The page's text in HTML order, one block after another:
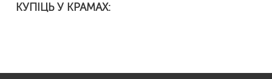
КУПІЦЬ У КРАМАХ: